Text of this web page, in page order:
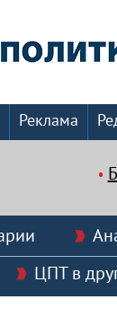
Реклама
ЦПТ в